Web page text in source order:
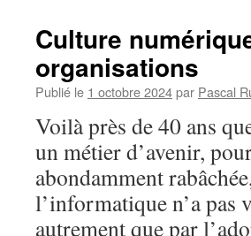
Culture
organisations
Publié le 1 octobre 2024par Pascal
Voilà près de 40 ans
un métier d’avenir,
abondamment
l’informatique n’a pas
autrement que par